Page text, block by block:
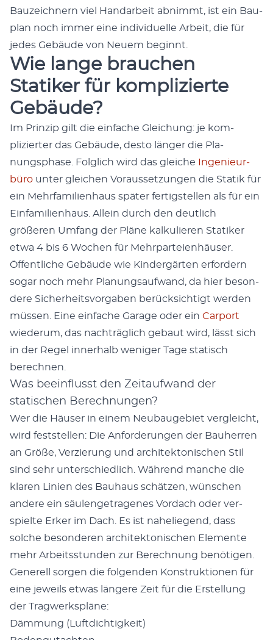
Bauze­ich­n­ern viel Han­dar­beit abn­immt, ist ein Bau­
plan noch immer eine indi­vidu­elle Arbeit, die für
jedes Gebäude von Neuem begin­nt.
Wie lange brauchen
Statiker für komplizierte
Gebäude?
Im Prinzip gilt die ein­fache Gle­ichung: je kom­
pliziert­er das Gebäude, desto länger die Pla­
nungsphase. Fol­glich wird das gle­iche
Inge­nieur­
büro unter gle­ichen Voraus­set­zun­gen die Sta­tik für
ein Mehrfam­i­lien­haus später fer­tig­stellen als für ein
Ein­fam­i­lien­haus. Allein durch den deut­lich
größeren Umfang der Pläne kalkulieren Sta­tik­er
etwa 4 bis 6 Wochen für Mehrparteien­häuser.
Öffentliche Gebäude wie Kindergärten erfordern
sog­ar noch mehr Pla­nungsaufwand, da hier beson­
dere Sicher­heitsvor­gaben berück­sichtigt wer­den
müssen. Eine ein­fache Garage oder ein Car­port
wiederum, das nachträglich gebaut wird, lässt sich
in der Regel inner­halb weniger Tage sta­tisch
berech­nen.
Was beeinflusst den Zeitaufwand der
statischen Berechnungen?
Wer die Häuser in einem Neubauge­bi­et ver­gle­icht,
wird fest­stellen: Die Anforderun­gen der Bauher­ren
an Größe, Verzierung und architek­tonis­chen Stil
sind sehr unter­schiedlich. Während manche die
klaren Lin­ien des Bauhaus schätzen, wün­schen
andere ein säu­lenge­tra­genes Vor­dach oder ver­
spielte Erk­er im Dach. Es ist nahe­liegend, dass
solche beson­deren architek­tonis­chen Ele­mente
mehr Arbeitsstun­den zur Berech­nung benöti­gen.
Generell sor­gen die fol­gen­den Kon­struk­tio­nen für
eine jew­eils etwas län­gere Zeit für die Erstel­lung
der Trag­w­erk­spläne:
Däm­mung (Luft­dichtigkeit)